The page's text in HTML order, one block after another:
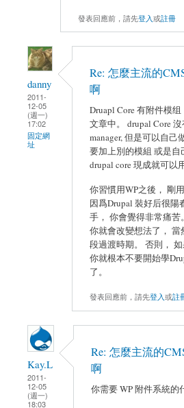
發表回應前，請先登入或註冊
danny
2011-
12-05
(週一)
17:02
固定網
址
Re: 怎麼主流的
啊
Druapl Core 有附件模
文章中。 drupal Core
manager, 但是可以自己
要加上別的模組 或是
drupal core 現成就可以
你習慣用WP之後， 剛
因爲Drupal 裝好后很陽
手， 你會覺得非常痛苦
你就會改變想法了，
段過渡時期。 否則，
你就根本不要開始學
了。
發表回應前，請先登入或註
Kay.L
2011-
12-05
(週一)
18:03
Re: 怎麼主流的
啊
你需要 WP 附件系統的